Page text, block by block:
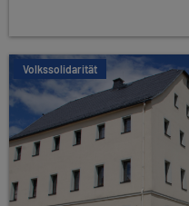
Volkssolidarität